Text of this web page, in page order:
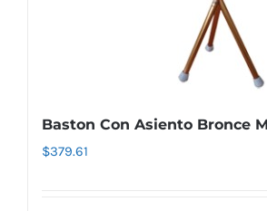
Baston Con Asiento Bronce
$379.61